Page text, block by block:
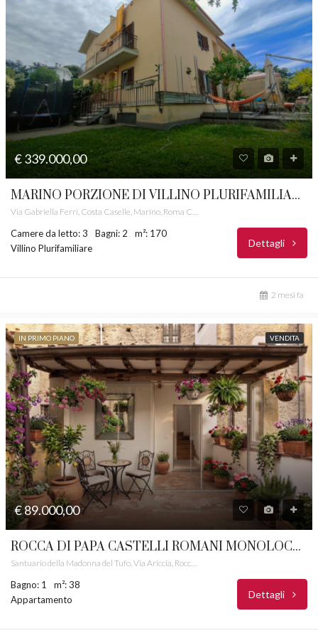
€ 339.000,00
MARINO PORZIONE DI VILLINO PLURIFAMILIARE CASTELLI ROMANI RIF. 6
Via Gabriella Ferri, Costa Caselle, Marino, Roma Capitale, Lazio, 00073, Italia
Camere da letto: 3 Bagni: 2
m²: 170
Villino Plurifamiliare
Dettagli
2 mesi fa
IN PRIMO PIANO VENDITA
€ 89.000,00
ROCCA DI PAPA CASTELLI ROMANI MONOLOCALE PANORAMICO RIF. 7M
Bagno: 1
m²: 38
Appartamento
Dettagli